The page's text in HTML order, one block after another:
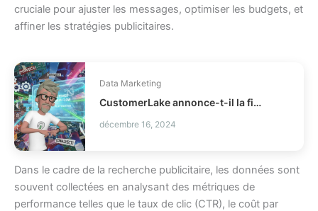
cruciale pour ajuster les messages, optimiser les budgets, et
affiner les stratégies publicitaires.
Data Marketing
CustomerLake annonce-t-il la fin des CDP legacy ?
décembre 16, 2024
Dans le cadre de la recherche publicitaire, les données sont
souvent collectées en analysant des métriques de
performance telles que le taux de clic (CTR), le coût par